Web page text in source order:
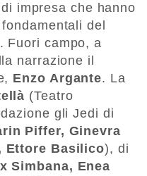
impresa che hanno
del
Fuori campo, a
narrazione il
Enzo Argante. La
(Teatro
gli Jedi di
Piffer, Ginevra
Ettore Basilico), di
Simbana, Enea